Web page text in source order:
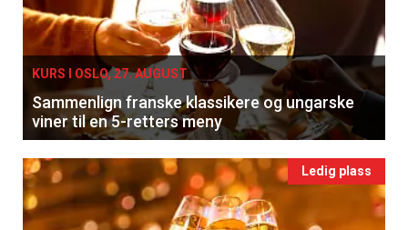
KURS I OSLO, 27. AUGUST
Sammenlign franske klassikere og ungarske
viner til en 5-retters meny
Ledig plass